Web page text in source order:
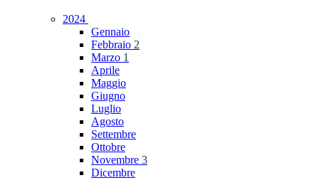
2024
Gennaio
Febbraio 2
Marzo 1
Aprile
Maggio
Giugno
Luglio
Agosto
Settembre
Ottobre
Novembre 3
Dicembre